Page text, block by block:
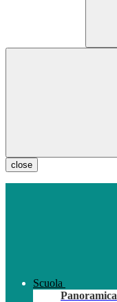
close
Scuola
Panoramica